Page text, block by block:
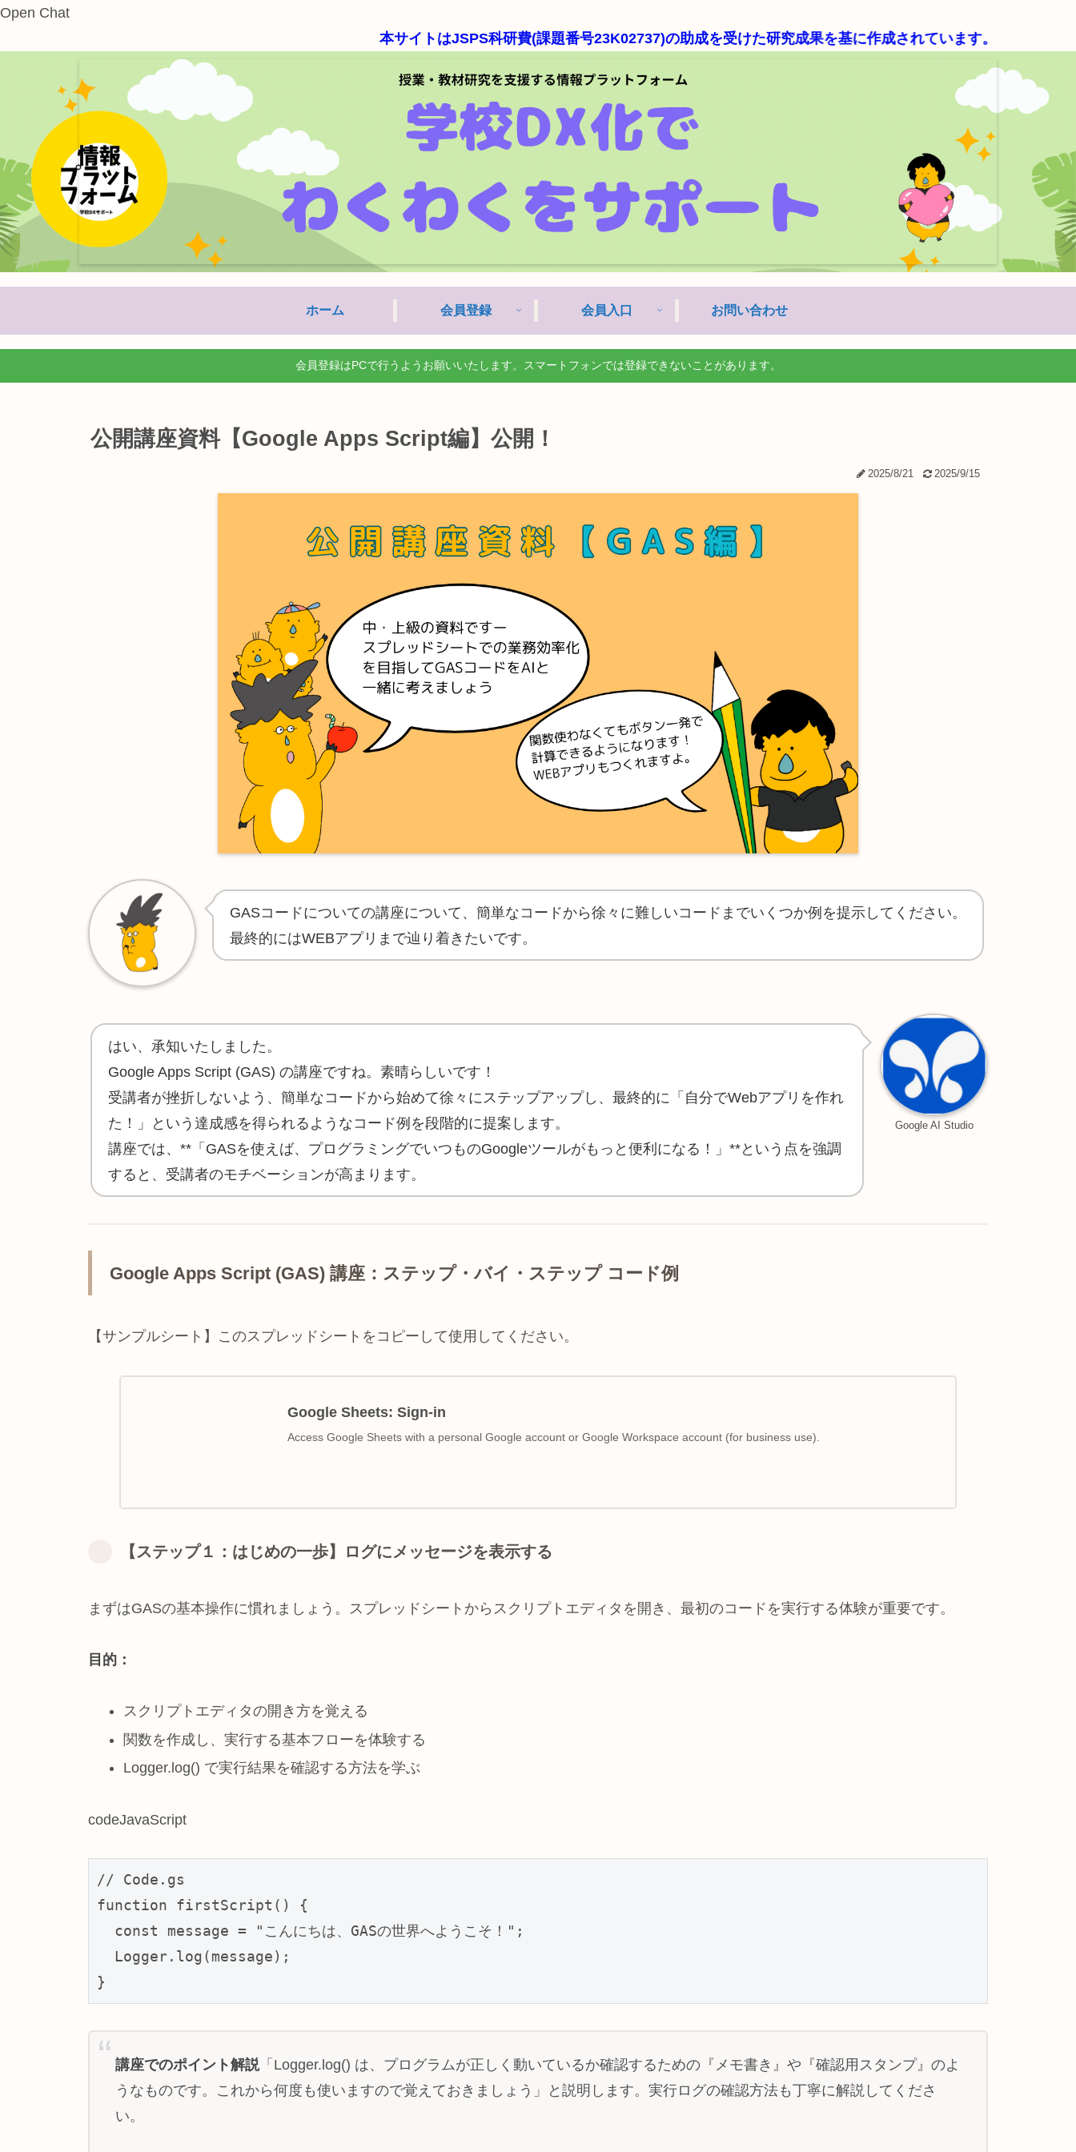
Open Chat
本サイトはJSPS科研費(課題番号23K02737)の助成を受けた研究成果を基に作成されています。
ホーム 会員登録 会員入口 お問い合わせ
会員登録はPCで行うようお願いいたします。スマートフォンでは登録できないことがあります。
公開講座資料【Google Apps Script編】公開！
2025/8/21 2025/9/15
GASコードについての講座について、簡単なコードから徐々に難しいコードまでいくつか例を提示してください。
最終的にはWEBアプリまで辿り着きたいです。
Google AI Studio
はい、承知いたしました。
Google Apps Script (GAS) の講座ですね。素晴らしいです！
受講者が挫折しないよう、簡単なコードから始めて徐々にステップアップし、最終的に「自分でWebアプリを作れ
た！」という達成感を得られるようなコード例を段階的に提案します。
講座では、**「GASを使えば、プログラミングでいつものGoogleツールがもっと便利になる！」**という点を強調
すると、受講者のモチベーションが高まります。
Google Apps Script (GAS) 講座：ステップ・バイ・ステップ コード例
【サンプルシート】このスプレッドシートをコピーして使用してください。
Google Sheets: Sign-in
Access Google Sheets with a personal Google account or Google Workspace account (for business use).
【ステップ１：はじめの一歩】ログにメッセージを表示する
まずはGASの基本操作に慣れましょう。スプレッドシートからスクリプトエディタを開き、最初のコードを実行する体験が重要です。
目的：
スクリプトエディタの開き方を覚える
関数を作成し、実行する基本フローを体験する
Logger.log() で実行結果を確認する方法を学ぶ
codeJavaScript
// Code.gs
function firstScript() {
  const message = "こんにちは、GASの世界へようこそ！";
  Logger.log(message);
}
講座でのポイント解説「Logger.log() は、プログラムが正しく動いているか確認するための『メモ書き』や『確認用スタンプ』のよ
うなものです。これから何度も使いますので覚えておきましょう」と説明します。実行ログの確認方法も丁寧に解説してくださ
い。